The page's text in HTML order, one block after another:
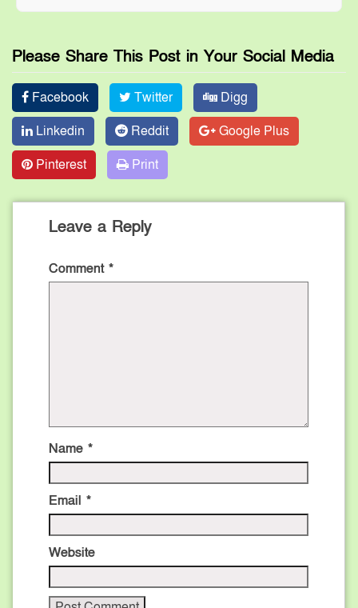
Please Share This Post in Your Social Media
Facebook Twitter
Digg
Linkedin
Reddit
Google Plus
Pinterest
Print
Leave a Reply
Comment *
Name *
Email *
Website